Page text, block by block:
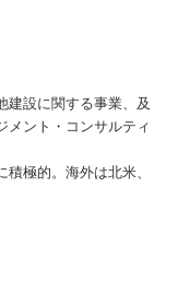
建設に関する事業、及
メント・コンサルティ
極的。海外は北米、